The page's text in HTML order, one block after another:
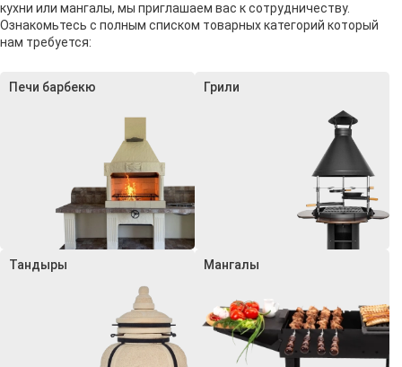
кухни или мангалы, мы приглашаем вас к сотрудничеству.
Ознакомьтесь с полным списком товарных категорий который
нам требуется:
Печи барбекю Грили
Тандыры Мангалы